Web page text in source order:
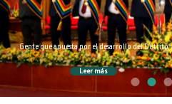
Gente que apuesta por el desarrollo del Distrito
Leer más